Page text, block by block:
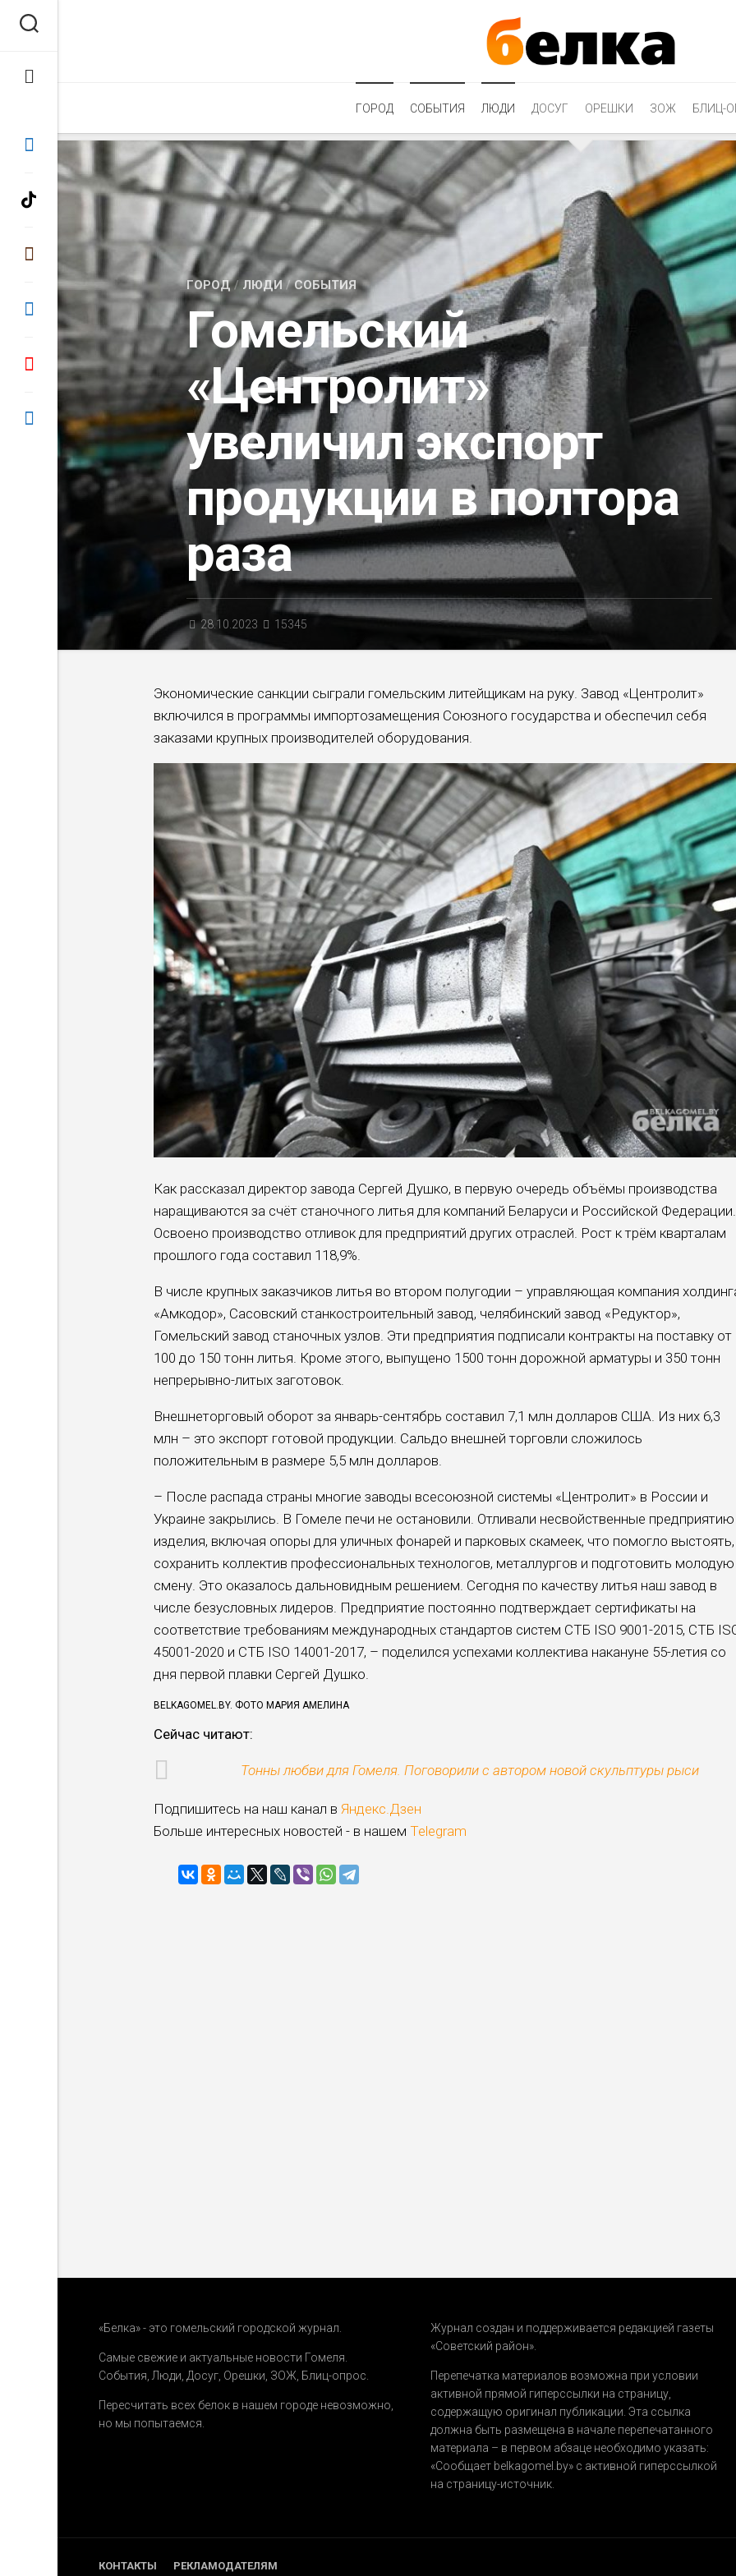
ГОРОД СОБЫТИЯ ЛЮДИ ДОСУГ ОРЕШКИ ЗОЖ БЛИЦ-
ГОРОД/ЛЮДИ/СОБЫТИЯ
Гомельский
«Центролит»
увеличил экспорт
продукции в полтора
раза
28.10.2023 15345
Экономические санкции сыграли гомельским литейщикам на руку. Завод «Центролит»
включился в программы импортозамещения Союзного государства и обеспечил себя
заказами крупных производителей оборудования.
Как рассказал директор завода Сергей Душко, в первую очередь объёмы производства
наращиваются за счёт станочного литья для компаний Беларуси и Российской Федерации.
Освоено производство отливок для предприятий других отраслей. Рост к трём кварталам
прошлого года составил 118,9%.
В числе крупных заказчиков литья во втором полугодии – управляющая компания
«Амкодор», Сасовский станкостроительный завод, челябинский завод «Редуктор»,
Гомельский завод станочных узлов. Эти предприятия подписали контракты на поставку от
100 до 150 тонн литья. Кроме этого, выпущено 1500 тонн дорожной арматуры и 350 тонн
непрерывно-литых заготовок.
Внешнеторговый оборот за январь-сентябрь составил 7,1 млн долларов США. Из них 6,3
млн – это экспорт готовой продукции. Сальдо внешней торговли сложилось
положительным в размере 5,5 млн долларов.
– После распада страны многие заводы всесоюзной системы «Центролит» в России и
Украине закрылись. В Гомеле печи не остановили. Отливали несвойственные предприятию
изделия, включая опоры для уличных фонарей и парковых скамеек, что помогло выстоять,
сохранить коллектив профессиональных технологов, металлургов и подготовить молодую
смену. Это оказалось дальновидным решением. Сегодня по качеству литья наш завод в
числе безусловных лидеров. Предприятие постоянно подтверждает сертификаты на
соответствие требованиям международных стандартов систем СТБ ISO 9001-2015, СТБ
45001-2020 и СТБ ISO 14001-2017, – поделился успехами коллектива накануне 55-летия со
дня первой плавки Сергей Душко.
BELKAGOMEL.BY. ФОТО МАРИЯ АМЕЛИНА
Сейчас читают:
Тонны любви для Гомеля. Поговорили c автором новой скульптуры рыси
Подпишитесь на наш канал в Яндекс.Дзен
Больше интересных новостей - в нашем Telegram
«Белка» - это гомельский городской журнал.
Самые свежие и актуальные новости Гомеля.
События Люди Досуг Орешки ЗОЖ Блиц-опрос
Пересчитать всех белок в нашем городе невозможно,
но мы попытаемся.
Журнал создан и поддерживается редакцией газеты
«Советский район».
Перепечатка материалов возможна при условии
активной прямой гиперссылки на страницу,
содержащую оригинал публикации. Эта ссылка
должна быть размещена в начале перепечатанного
материала – в первом абзаце необходимо указать:
«Сообщает belkagomel.by»с активной гиперссылкой
на страницу-источник.
КОНТАКТЫ РЕКЛАМОДАТЕЛЯМ